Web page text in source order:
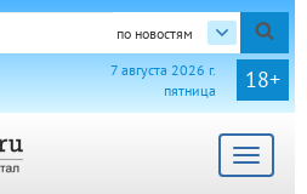
по новостям
18+
7 августа 2026 г.
пятница
Toggle